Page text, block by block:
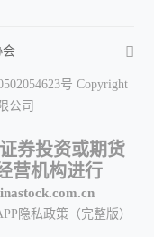
会
易所
易所
中国证券报
和讯期货
中国金属网
中国橡胶网
号 Copyright
公司
券投资或期货
营机构进行
隐私政策（完整版）